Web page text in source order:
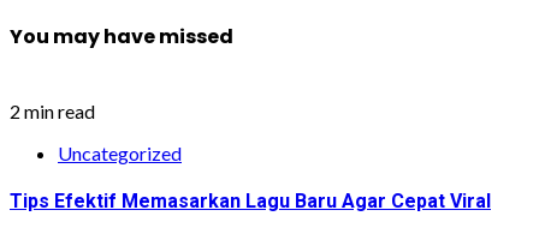
You may have missed
2 min read
Uncategorized
Tips Efektif Memasarkan Lagu Baru Agar Cepat Viral